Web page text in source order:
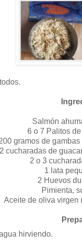
Salmón
6 o 7 Palitos
gramos de
2 cucharadas de
2 o 3
1 lata
2 Huevos
Pimienta,
Aceite de oliva virgen
hirviendo.